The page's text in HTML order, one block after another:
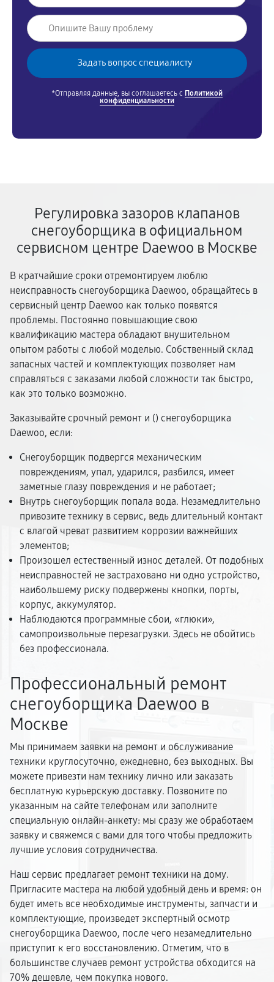
*Отправляя данные, вы соглашаетесь с Политикой
конфиденциальности
Регулировка зазоров клапанов
снегоуборщика в официальном
сервисном центре Daewoo в Москве
В кратчайшие сроки отремонтируем люблю
неисправность снегоуборщика Daewoo, обращайтесь в
сервисный центр Daewoo как только появятся
проблемы. Постоянно повышающие свою
квалификацию мастера обладают внушительном
опытом работы с любой моделью. Собственный склад
запасных частей и комплектующих позволяет нам
справляться с заказами любой сложности так быстро,
как это только возможно.
Заказывайте срочный ремонт и () снегоуборщика
Daewoo, если:
Снегоуборщик подвергся механическим
повреждениям, упал, ударился, разбился, имеет
заметные глазу повреждения и не работает;
Внутрь снегоуборщик попала вода. Незамедлительно
привозите технику в сервис, ведь длительный контакт
с влагой чреват развитием коррозии важнейших
элементов;
Произошел естественный износ деталей. От подобных
неисправностей не застраховано ни одно устройство,
наибольшему риску подвержены кнопки, порты,
корпус, аккумулятор.
Наблюдаются программные сбои, «глюки»,
самопроизвольные перезагрузки. Здесь не обойтись
без профессионала.
Профессиональный ремонт
снегоуборщика Daewoo в
Москве
Мы принимаем заявки на ремонт и обслуживание
техники круглосуточно, ежедневно, без выходных. Вы
можете привезти нам технику лично или заказать
бесплатную курьерскую доставку. Позвоните по
указанным на сайте телефонам или заполните
специальную онлайн-анкету: мы сразу же обработаем
заявку и свяжемся с вами для того чтобы предложить
лучшие условия сотрудничества.
Наш сервис предлагает ремонт техники на дому.
Пригласите мастера на любой удобный день и время: он
будет иметь все необходимые инструменты, запчасти и
комплектующие, произведет экспертный осмотр
снегоуборщика Daewoo, после чего незамедлительно
приступит к его восстановлению. Отметим, что в
большинстве случаев ремонт устройства обходится на
70% дешевле, чем покупка нового.